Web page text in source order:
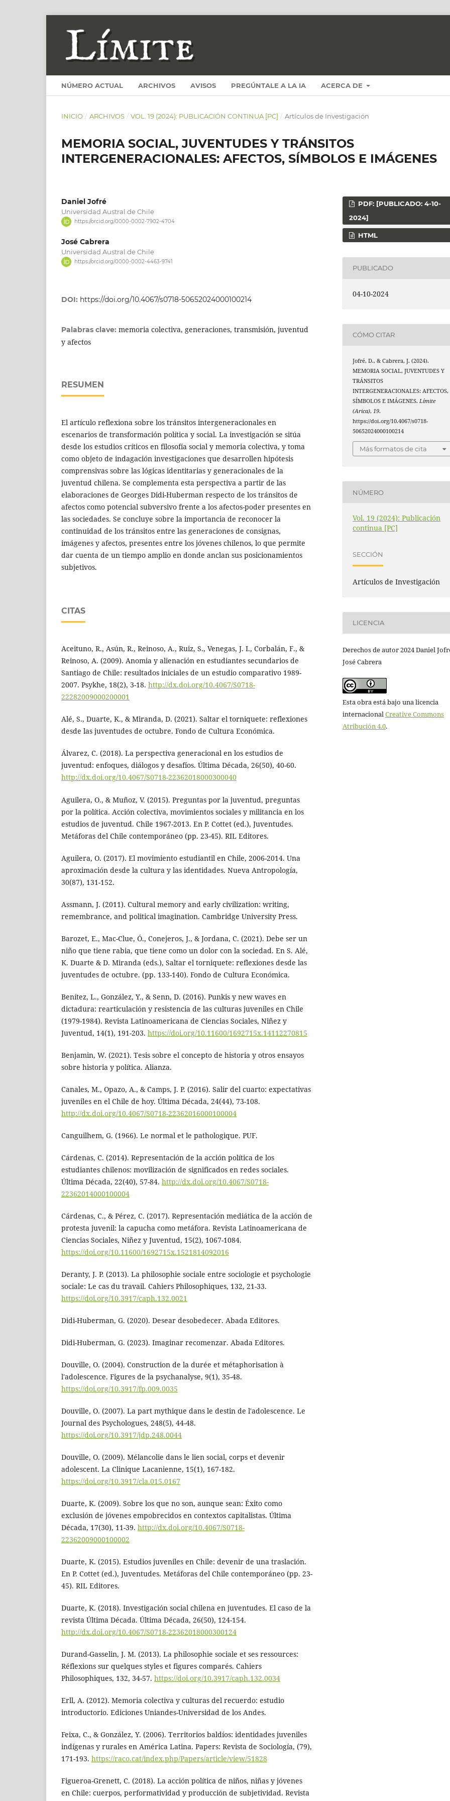
NÚMERO ACTUAL ARCHIVOS AVISOS PREGÚNTALE A LA IA ACERCA DE
INICIO / ARCHIVOS / VOL. 19 (2024): PUBLICACIÓN CONTINUA [PC] / Artículos de Investigación
MEMORIA SOCIAL, JUVENTUDES Y TRÁNSITOS
INTERGENERACIONALES: AFECTOS, SÍMBOLOS E IMÁGENES
Daniel Jofré
Universidad Austral de Chile
https://orcid.org/0000-0002-7902-4704
José Cabrera
Universidad Austral de Chile
https://orcid.org/0000-0002-4463-9741
DOI: https://doi.org/10.4067/s0718-50652024000100214
Palabras clave: memoria colectiva, generaciones, transmisión, juventud
y afectos
RESUMEN
El artículo reflexiona sobre los tránsitos intergeneracionales en
escenarios de transformación política y social. La investigación se sitúa
desde los estudios críticos en filosofía social y memoria colectiva, y toma
como objeto de indagación investigaciones que desarrollen hipótesis
comprensivas sobre las lógicas identitarias y generacionales de la
juventud chilena. Se complementa esta perspectiva a partir de las
elaboraciones de Georges Didi-Huberman respecto de los tránsitos de
afectos como potencial subversivo frente a los afectos-poder presentes en
las sociedades. Se concluye sobre la importancia de reconocer la
continuidad de los tránsitos entre las generaciones de consignas,
imágenes y afectos, presentes entre los jóvenes chilenos, lo que permite
dar cuenta de un tiempo amplio en donde anclan sus posicionamientos
subjetivos.
CITAS
Aceituno, R., Asún, R., Reinoso, A., Ruiz, S., Venegas, J. I., Corbalán, F., &
Reinoso, A. (2009). Anomia y alienación en estudiantes secundarios de
Santiago de Chile: resultados iniciales de un estudio comparativo 1989-
2007. Psykhe, 18(2), 3-18. http://dx.doi.org/10.4067/S0718-
22282009000200001
Alé, S., Duarte, K., & Miranda, D. (2021). Saltar el torniquete: reflexiones
desde las juventudes de octubre. Fondo de Cultura Económica.
Álvarez, C. (2018). La perspectiva generacional en los estudios de
juventud: enfoques, diálogos y desafíos. Última Década, 26(50), 40-60.
http://dx.doi.org/10.4067/S0718-22362018000300040
Aguilera, O., & Muñoz, V. (2015). Preguntas por la juventud, preguntas
por la política. Acción colectiva, movimientos sociales y militancia en los
estudios de juventud. Chile 1967-2013. En P. Cottet (ed.), Juventudes.
Metáforas del Chile contemporáneo (pp. 23-45). RIL Editores.
Aguilera, O. (2017). El movimiento estudiantil en Chile, 2006-2014. Una
aproximación desde la cultura y las identidades. Nueva Antropología,
30(87), 131-152.
Assmann, J. (2011). Cultural memory and early civilization: writing,
remembrance, and political imagination. Cambridge University Press.
Barozet, E., Mac-Clue, Ó., Conejeros, J., & Jordana, C. (2021). Debe ser un
niño que tiene rabia, que tiene como un dolor con la sociedad. En S. Alé,
K. Duarte & D. Miranda (eds.), Saltar el torniquete: reflexiones desde las
juventudes de octubre. (pp. 133-140). Fondo de Cultura Económica.
Benítez, L., González, Y., & Senn, D. (2016). Punkis y new waves en
dictadura: rearticulación y resistencia de las culturas juveniles en Chile
(1979-1984). Revista Latinoamericana de Ciencias Sociales, Niñez y
Juventud, 14(1), 191-203. https://doi.org/10.11600/1692715x.14112270815
Benjamin, W. (2021). Tesis sobre el concepto de historia y otros ensayos
sobre historia y política. Alianza.
Canales, M., Opazo, A., & Camps, J. P. (2016). Salir del cuarto: expectativas
juveniles en el Chile de hoy. Última Década, 24(44), 73-108.
http://dx.doi.org/10.4067/S0718-22362016000100004
Canguilhem, G. (1966). Le normal et le pathologique. PUF.
Cárdenas, C. (2014). Representación de la acción política de los
estudiantes chilenos: movilización de significados en redes sociales.
Última Década, 22(40), 57-84. http://dx.doi.org/10.4067/S0718-
22362014000100004
Cárdenas, C., & Pérez, C. (2017). Representación mediática de la acción de
protesta juvenil: la capucha como metáfora. Revista Latinoamericana de
Ciencias Sociales, Niñez y Juventud, 15(2), 1067-1084.
https://doi.org/10.11600/1692715x.1521814092016
Deranty, J. P. (2013). La philosophie sociale entre sociologie et psychologie
sociale: Le cas du travail. Cahiers Philosophiques, 132, 21-33.
https://doi.org/10.3917/caph.132.0021
Didi-Huberman, G. (2020). Desear desobedecer. Abada Editores.
Didi-Huberman, G. (2023). Imaginar recomenzar. Abada Editores.
Douville, O. (2004). Construction de la durée et métaphorisation à
l'adolescence. Figures de la psychanalyse, 9(1), 35-48.
https://doi.org/10.3917/fp.009.0035
Douville, O. (2007). La part mythique dans le destin de l'adolescence. Le
Journal des Psychologues, 248(5), 44-48.
https://doi.org/10.3917/jdp.248.0044
Douville, O. (2009). Mélancolie dans le lien social, corps et devenir
adolescent. La Clinique Lacanienne, 15(1), 167-182.
https://doi.org/10.3917/cla.015.0167
Duarte, K. (2009). Sobre los que no son, aunque sean: Éxito como
exclusión de jóvenes empobrecidos en contextos capitalistas. Última
Década, 17(30), 11-39. http://dx.doi.org/10.4067/S0718-
22362009000100002
Duarte, K. (2015). Estudios juveniles en Chile: devenir de una traslación.
En P. Cottet (ed.), Juventudes. Metáforas del Chile contemporáneo (pp. 23-
45). RIL Editores.
Duarte, K. (2018). Investigación social chilena en juventudes. El caso de la
revista Última Década. Última Década, 26(50), 124-154.
http://dx.doi.org/10.4067/S0718-22362018000300124
Durand-Gasselin, J. M. (2013). La philosophie sociale et ses ressources:
Réflexions sur quelques styles et figures comparés. Cahiers
Philosophiques, 132, 34-57. https://doi.org/10.3917/caph.132.0034
Erll, A. (2012). Memoria colectiva y culturas del recuerdo: estudio
introductorio. Ediciones Uniandes-Universidad de los Andes.
Feixa, C., & González, Y. (2006). Territorios baldíos: identidades juveniles
indígenas y rurales en América Latina. Papers: Revista de Sociología, (79),
171-193. https://raco.cat/index.php/Papers/article/view/51828
Figueroa-Grenett, C. (2018). La acción política de niños, niñas y jóvenes
en Chile: cuerpos, performatividad y producción de subjetividad. Revista
PDF: [PUBLICADO: 4-10-
2024]
HTML
PUBLICADO
04-10-2024
CÓMO CITAR
Jofré, D., & Cabrera, J. (2024).
MEMORIA SOCIAL, JUVENTUDES Y
TRÁNSITOS
INTERGENERACIONALES: AFECTOS,
SÍMBOLOS E IMÁGENES.Límite
(Arica),19.
https://doi.org/10.4067/s0718-
50652024000100214
Más formatos de cita
NÚMERO
Vol. 19 (2024): Publicación
continua [PC]
SECCIÓN
Artículos de Investigación
LICENCIA
Derechos de autor 2024 Daniel
José Cabrera
Esta obra está bajo una licencia
internacional Creative Commons
Atribución 4.0.